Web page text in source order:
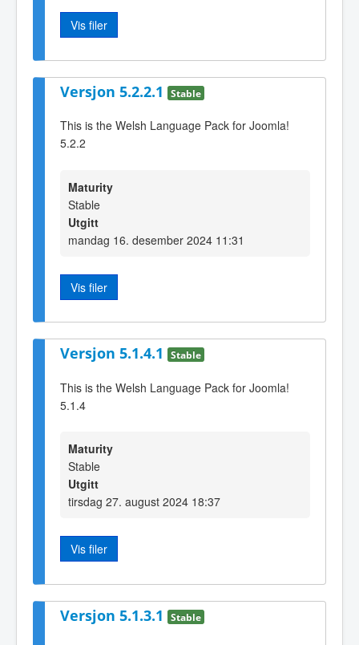
Vis filer
Versjon 5.2.2.1 Stable
This is the Welsh Language Pack for Joomla!
5.2.2
Maturity
Stable
Utgitt
mandag 16. desember 2024 11:31
Vis filer
Versjon 5.1.4.1 Stable
This is the Welsh Language Pack for Joomla!
5.1.4
Maturity
Stable
Utgitt
tirsdag 27. august 2024 18:37
Vis filer
Versjon 5.1.3.1 Stable